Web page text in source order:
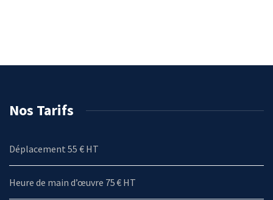
Nos Tarifs
Déplacement 55 € HT
Heure de main d’œuvre 75 € HT